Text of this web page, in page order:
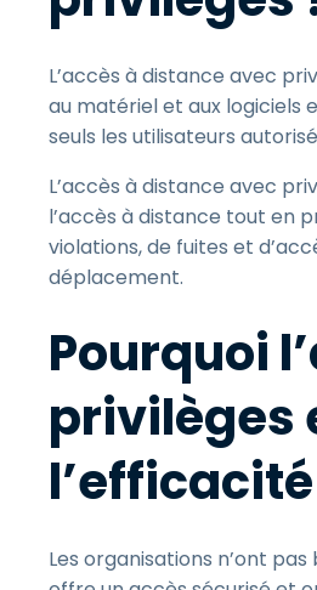
L’accès à distance avec
au matériel et aux logiciels
seuls les utilisateurs
L’accès à distance avec
l’accès à distance tout en
violations, de fuites et
déplacement.
Pourquoi
privilèges
Les organisations n’ont